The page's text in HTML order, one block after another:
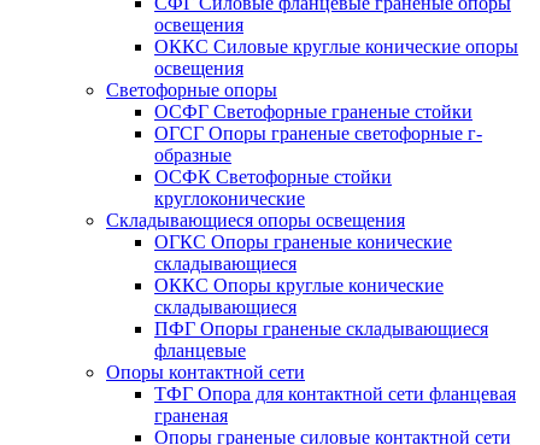
освещения
ОККС Силовые круглые конические опоры
освещения
Светофорные опоры
ОСФГ Светофорные граненые стойки
ОГСГ Опоры граненые светофорные г-
образные
ОСФК Светофорные стойки
круглоконические
Складывающиеся опоры освещения
ОГКС Опоры граненые конические
складывающиеся
ОККС Опоры круглые конические
складывающиеся
ПФГ Опоры граненые складывающиеся
фланцевые
Опоры контактной сети
ТФГ Опора для контактной сети фланцевая
граненая
Опоры граненые силовые контактной сети